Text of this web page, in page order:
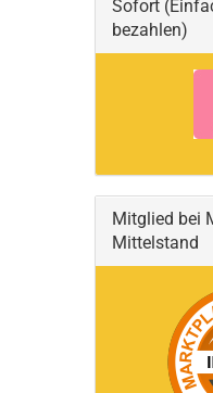
Sofort
bezahlen)
Mitglied bei
Mittelstand